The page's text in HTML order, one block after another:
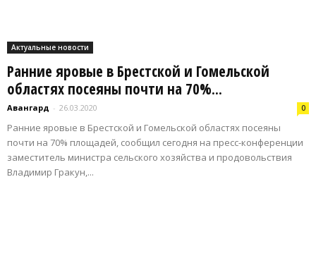
Актуальные новости
Ранние яровые в Брестской и Гомельской
областях посеяны почти на 70%...
Авангард - 26.03.2020 0
Ранние яровые в Брестской и Гомельской областях посеяны
почти на 70% площадей, сообщил сегодня на пресс-конференции
заместитель министра сельского хозяйства и продовольствия
Владимир Гракун,...